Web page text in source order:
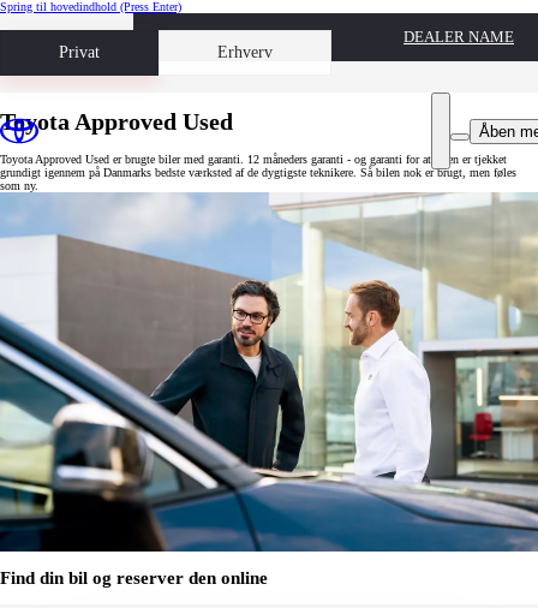
Spring til hovedindhold (Press Enter)
Privat Erhverv
Book prøvetur
DEALER NAME
Åben
Toyota Approved Used
Toyota Approved Used er brugte biler med garanti. 12 måneders garanti - og garanti for at bilen er tjekket
grundigt igennem på Danmarks bedste værksted af de dygtigste teknikere. Så bilen nok er brugt, men føles
som ny.
Find din bil og reserver den online